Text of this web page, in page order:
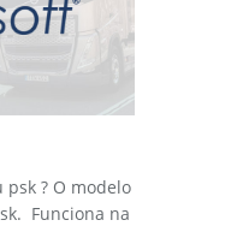
psk ? O modelo
Funciona na